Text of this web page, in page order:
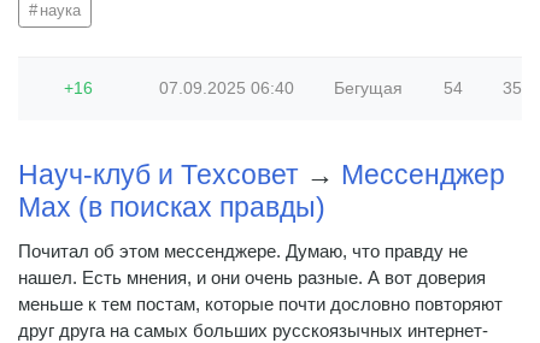
наука
+16 07.09.2025 06:40 Бегущая 54 351
Науч-клуб и Техсовет → Мессенджер
Max (в поисках правды)
Почитал об этом мессенджере. Думаю, что правду не
нашел. Есть мнения, и они очень разные. А вот доверия
меньше к тем постам, которые почти дословно повторяют
друг друга на самых больших русскоязычных интернет-